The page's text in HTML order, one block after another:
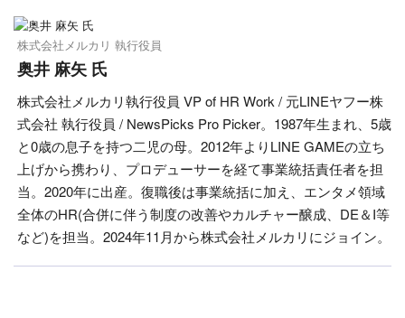
株式会社メルカリ 執行役員
奥井 麻矢 氏
株式会社メルカリ執行役員 VP of HR Work / 元LINEヤフー株
式会社 執行役員 / NewsPicks Pro Picker。1987年生まれ、5歳
と0歳の息子を持つ二児の母。2012年よりLINE GAMEの立ち
上げから携わり、プロデューサーを経て事業統括責任者を担
当。2020年に出産。復職後は事業統括に加え、エンタメ領域
全体のHR(合併に伴う制度の改善やカルチャー醸成、DE＆I等
など)を担当。2024年11月から株式会社メルカリにジョイン。